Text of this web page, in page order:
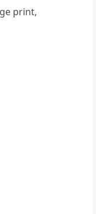
print,